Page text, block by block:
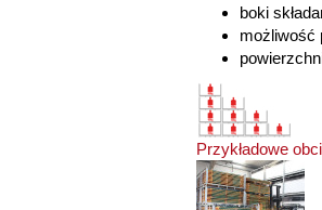
boki
możliwość
Przykładowe